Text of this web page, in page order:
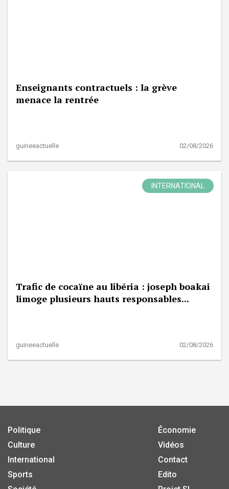
Enseignants contractuels : la grève
menace la rentrée
guineeactuelle 02/08/2026
INTERNATIONAL
Trafic de cocaïne au libéria : joseph boakai
limoge plusieurs hauts responsables...
guineeactuelle 02/08/2026
Politique
Culture
International
Sports
Économie
Vidéos
Contact
Edito